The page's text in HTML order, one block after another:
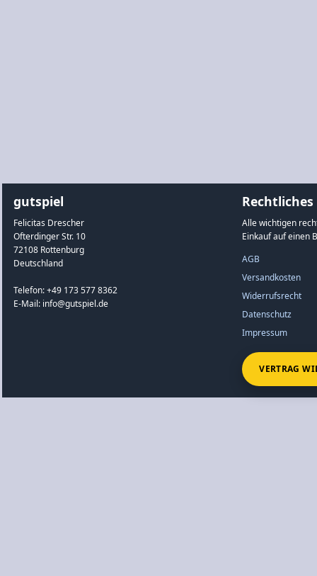
gutspiel
Felicitas Drescher
Ofterdinger Str. 10
72108 Rottenburg
Deutschland
Telefon: +49 173 577 8362
E-Mail: info@gutspiel.de
Rechtliches
Alle wichtigen
Einkauf auf einen
AGB
Versandkosten
Widerrufsrecht
Datenschutz
Impressum
VERTRAG